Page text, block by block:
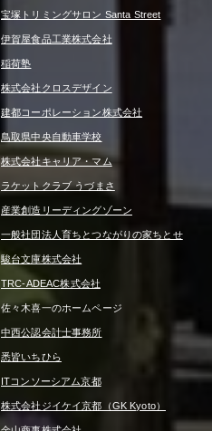
宝塚トリミングサロン Santa Street
伊賀屋食品工業株式会社
稲荷塾
株式会社クロスデザイン
建都コーポレーション株式会社
鳥取県中央自動車学校
株式会社キャリア・マム
ラケットクラブ うづまさ
産業創造リーディングゾーン
一般社団法人育ちとつながりの家ちとせ
駿台文庫株式会社
TRC-ADEAC株式会社
佐々木喜一のホームページ
中西公認会計士事務所
悉皆いちひら
ITコンソーシアム京都
株式会社ジイケイ京都（GK Kyoto）